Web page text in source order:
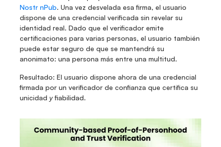
Nostr nPub. Una vez desvelada esa firma, el usuario
dispone de una credencial verificada sin revelar su
identidad real. Dado que el verificador emite
certificaciones para varias personas, el usuario también
puede estar seguro de que se mantendrá su
anonimato: una persona más entre una multitud.
Resultado: El usuario dispone ahora de una credencial
firmada por un verificador de confianza que certifica su
unicidad y fiabilidad.